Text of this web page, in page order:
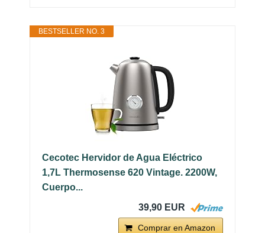
BESTSELLER NO. 3
Cecotec Hervidor de Agua Eléctrico
1,7L Thermosense 620 Vintage. 2200W,
Cuerpo...
39,90 EUR
Comprar en Amazon